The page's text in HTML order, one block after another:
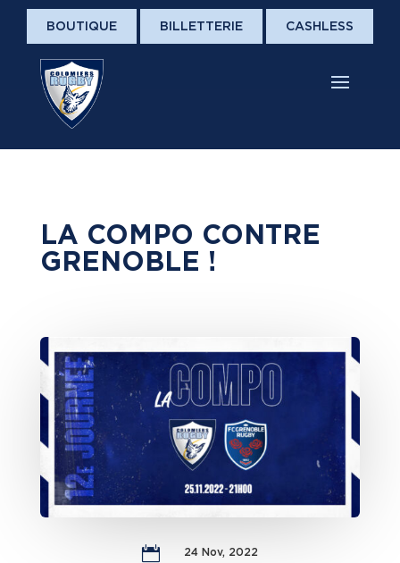
BOUTIQUE BILLETTERIE CASHLESS
LA COMPO CONTRE
GRENOBLE !
 24 Nov, 2022